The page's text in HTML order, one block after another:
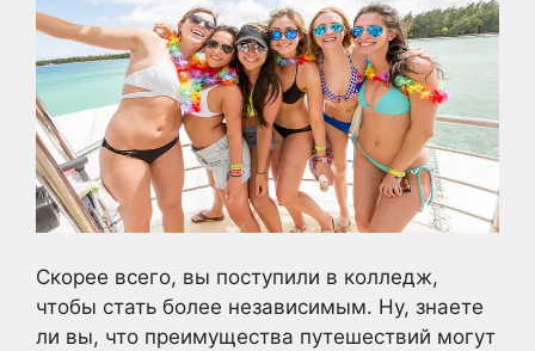
Скорее всего, вы поступили в колледж,
чтобы стать более независимым. Ну, знаете
ли вы, что преимущества путешествий могут